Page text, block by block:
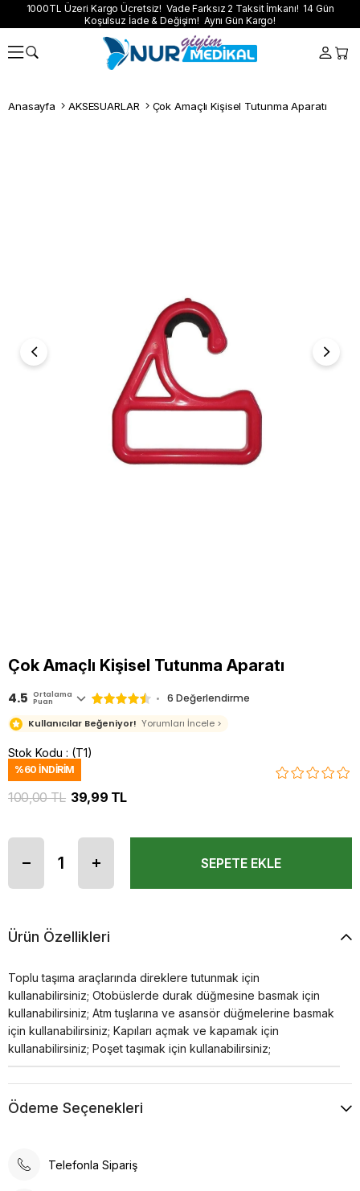
1000TL Üzeri Kargo Ücretsiz! Vade Farksız 2 Taksit İmkanı! 14 Gün
Koşulsuz İade & Değişim! Aynı Gün Kargo!
Anasayfa AKSESUARLAR Çok Amaçlı Kişisel Tutunma Aparatı
Çok Amaçlı Kişisel Tutunma Aparatı
4.5 Ortalama
Puan 6 Değerlendirme
Kullanıcılar Beğeniyor! Yorumları İncele >
Stok Kodu (T1)
%60 İNDIRIM
100,00 TL 39,99 TL
Ürün Özellikleri
Toplu taşıma araçlarında direklere tutunmak için
kullanabilirsiniz; Otobüslerde durak düğmesine basmak için
kullanabilirsiniz; Atm tuşlarına ve asansör düğmelerine basmak
için kullanabilirsiniz; Kapıları açmak ve kapamak için
kullanabilirsiniz; Poşet taşımak için kullanabilirsiniz;
Ödeme Seçenekleri
Telefonla Sipariş